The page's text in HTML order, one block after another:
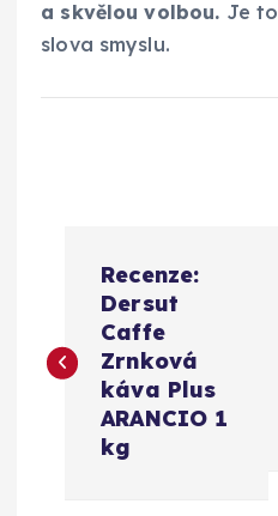
a skvělou volbou. Je to
slova smyslu.
v
Recenze:
Dersut
Caffe
Zrnková
káva Plus
ARANCIO 1
kg